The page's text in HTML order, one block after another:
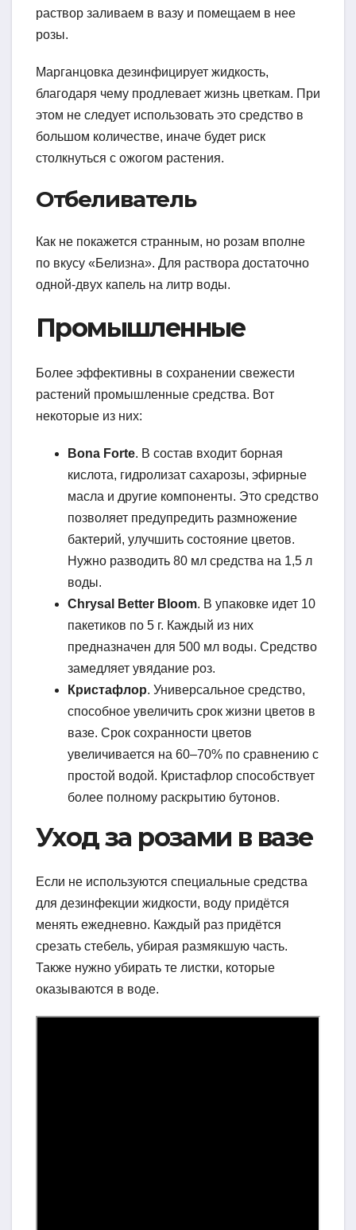
раствор заливаем в вазу и помещаем в нее
розы.
Марганцовка дезинфицирует жидкость,
благодаря чему продлевает жизнь цветкам. При
этом не следует использовать это средство в
большом количестве, иначе будет риск
столкнуться с ожогом растения.
Отбеливатель
Как не покажется странным, но розам вполне
по вкусу «Белизна». Для раствора достаточно
одной-двух капель на литр воды.
Промышленные
Более эффективны в сохранении свежести
растений промышленные средства. Вот
некоторые из них:
Bona Forte. В состав входит борная
кислота, гидролизат сахарозы, эфирные
масла и другие компоненты. Это средство
позволяет предупредить размножение
бактерий, улучшить состояние цветов.
Нужно разводить 80 мл средства на 1,5 л
воды.
Chrysal Better Bloom. В упаковке идет 10
пакетиков по 5 г. Каждый из них
предназначен для 500 мл воды. Средство
замедляет увядание роз.
Кристафлор. Универсальное средство,
способное увеличить срок жизни цветов в
вазе. Срок сохранности цветов
увеличивается на 60–70% по сравнению с
простой водой. Кристафлор способствует
более полному раскрытию бутонов.
Уход за розами в вазе
Если не используются специальные средства
для дезинфекции жидкости, воду придётся
менять ежедневно. Каждый раз придётся
срезать стебель, убирая размякшую часть.
Также нужно убирать те листки, которые
оказываются в воде.